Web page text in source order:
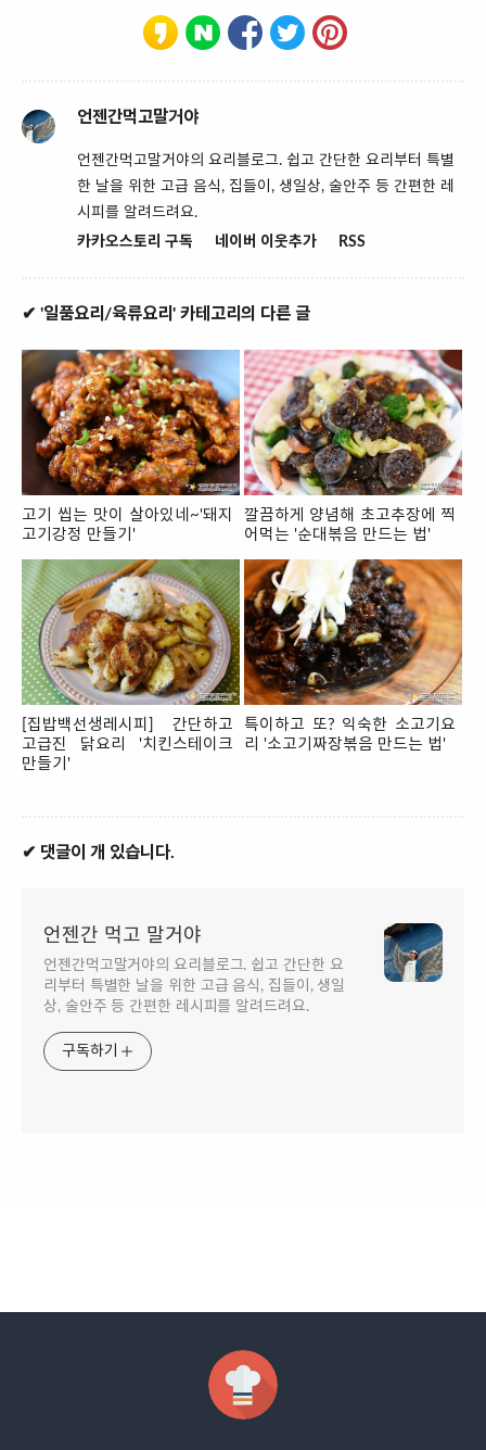
언젠간먹고말거야
언젠간먹고말거야의 요리블로그. 쉽고 간단한 요리부터 특별
한 날을 위한 고급 음식, 집들이, 생일상, 술안주 등 간편한 레
시피를 알려드려요.
카카오스토리 구독
네이버 이웃추가 RSS
✔ '일품요리/육류요리' 카테고리의 다른 글
고기 씹는 맛이 살아있네~'돼지
고기강정 만들기'
깔끔하게 양념해 초고추장에 찍
어먹는 '순대볶음 만드는 법'
[집밥백선생레시피] 간단하고
고급진 닭요리 '치킨스테이크
만들기'
특이하고 또? 익숙한 소고기요
리 '소고기짜장볶음 만드는 법'
✔ 댓글이 개 있습니다.
언젠간 먹고 말거야
언젠간먹고말거야의 요리블로그. 쉽고 간단한 요
리부터 특별한 날을 위한 고급 음식, 집들이, 생일
상, 술안주 등 간편한 레시피를 알려드려요.
구독하기